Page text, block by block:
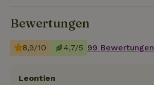
Bewertungen
8,9/10 4,7/5 99 Bewertungen
Leontien